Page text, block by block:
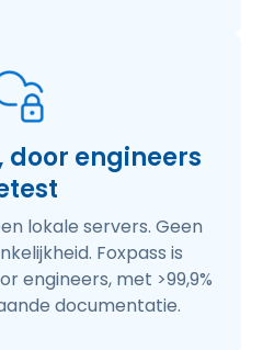
door engineers
lokale servers. Geen
Foxpass is
engineers, met >99,9%
documentatie.